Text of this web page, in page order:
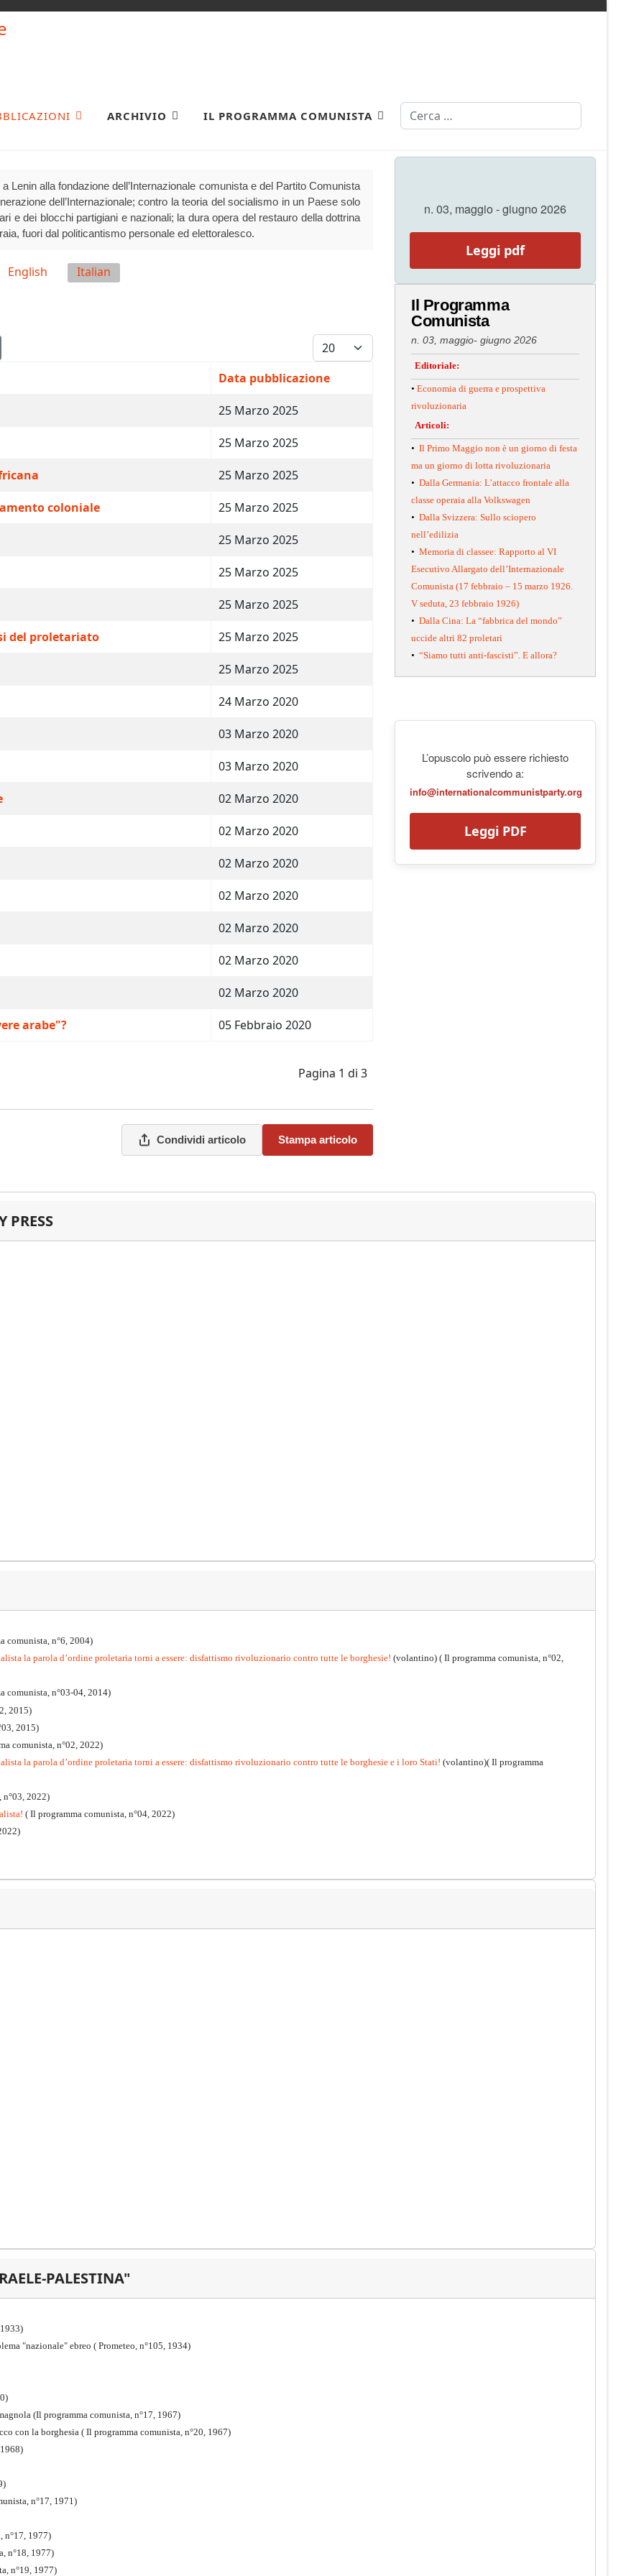
ARCHIVIO IL PROGRAMMA COMUNISTA Cerca
Lenin alla fondazione dell’Internazionale comunista e del Partito Comunista
dell’Internazionale; contro la teoria del socialismo in un Paese solo
e dei blocchi partigiani e nazionali; la dura opera del restauro della dottrina
fuori dal politicantismo personale ed elettoralesco.
English Italian
Visualizza #
Data pubblicazione
25 Marzo 2025
25 Marzo 2025
25 Marzo 2025
coloniale 25 Marzo 2025
25 Marzo 2025
25 Marzo 2025
25 Marzo 2025
del proletariato 25 Marzo 2025
25 Marzo 2025
24 Marzo 2020
03 Marzo 2020
03 Marzo 2020
02 Marzo 2020
02 Marzo 2020
02 Marzo 2020
02 Marzo 2020
02 Marzo 2020
02 Marzo 2020
02 Marzo 2020
arabe"? 05 Febbraio 2020
Pagina 1 di 3
Condividi articolo Stampa articolo
n. 03, maggio - giugno 2026
Leggi pdf
Il Programma
Comunista
n. 03, maggio- giugno 2026
Editoriale:
• Economia di guerra e prospettiva
rivoluzionaria
Articoli:
• Il Primo Maggio non è un giorno di festa
ma un giorno di lotta rivoluzionaria
• Dalla Germania: L’attacco frontale alla
classe operaia alla Volkswagen
• Dalla Svizzera: Sullo sciopero
nell’edilizia
• Memoria di classee: Rapporto al VI
Esecutivo Allargato dell’Internazionale
Comunista (17 febbraio – 15 marzo 1926.
V seduta, 23 febbraio 1926)
• Dalla Cina: La “fabbrica del mondo”
uccide altri 82 proletari
• “Siamo tutti anti-fascisti”. E allora?
L’opuscolo può essere richiesto
scrivendo a:
info@internationalcommunistparty.org
Leggi PDF
PRESS
comunista, n°6, 2004)
la parola d’ordine proletaria torni a essere: disfattismo rivoluzionario contro tutte le borghesie! (volantino) ( Il programma comunista, n°02,
comunista, n°03-04, 2014)
2015)
2015)
comunista, n°02, 2022)
la parola d’ordine proletaria torni a essere: disfattismo rivoluzionario contro tutte le borghesie e i loro Stati! (volantino)( Il programma
n°03, 2022)
( Il programma comunista, n°04, 2022)
PALESTINA"
"nazionale" ebreo ( Prometeo, n°105, 1934)
(Il programma comunista, n°17, 1967)
con la borghesia ( Il programma comunista, n°20, 1967)
n°17, 1971)
n°17, 1977)
n°18, 1977)
n°19, 1977)